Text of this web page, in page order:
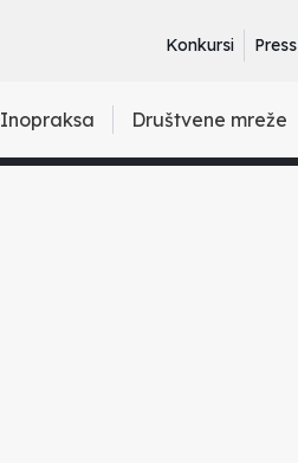
Konkursi Press
Inopraksa Društvene mreže